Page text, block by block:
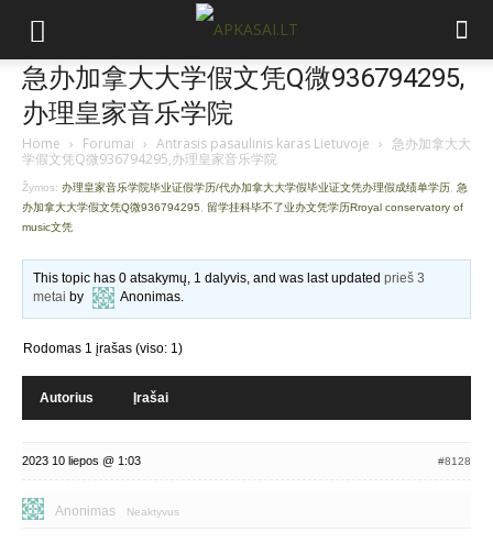
急办加拿大大学假文凭Q微936794295,
办理皇家音乐学院
Home › Forumai › Antrasis pasaulinis karas Lietuvoje › 急办加拿大大
学假文凭Q微936794295,办理皇家音乐学院
Žymos: 办理皇家音乐学院毕业证假学历/代办加拿大大学假毕业证文凭办理假成绩单学历 急
办加拿大大学假文凭Q微936794295
留学挂科毕不了业办文凭学历Rroyal conservatory of
music文凭
This topic has 0 atsakymų, 1 dalyvis, and was last updatedprieš 3
metai by Anonimas.
Rodomas 1 įrašas (viso: 1)
Autorius Įrašai
2023 10 liepos @ 1:03 #8128
Anonimas Neaktyvus